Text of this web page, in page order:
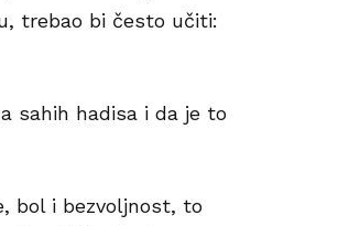
trebao bi često učiti:
sahih hadisa i da je to
bol i bezvoljnost, to